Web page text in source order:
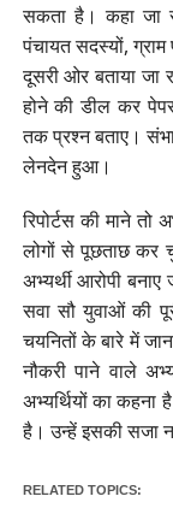
सकता है। कहा जा
पंचायत सदस्यों, ग्राम
दूसरी ओर बताया जा
होने की डील कर
तक प्रश्न बताए।
लेनदेन हुआ।
रिपोर्टस की माने
लोगों से पूछताछ कर
अभ्यर्थी आरोपी
सवा सौ युवाओं की
चयनितों के बारे में
नौकरी पाने वाले
अभ्यर्थियों का
है। उन्हें इसकी सजा
RELATED TOPICS: